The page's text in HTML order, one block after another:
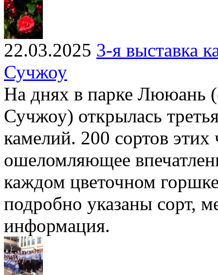
22.03.2025 3-я выставка
Сучжоу
На днях в парке Лююань
Сучжоу) открылась
камелий. 200 сортов
ошеломляющее
каждом цветочном
подробно указаны сорт,
информация.